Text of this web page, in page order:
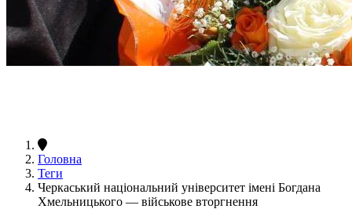
Головна
Теги
Черкаський національний університет імені Богдана
Хмельницького — військове вторгнення